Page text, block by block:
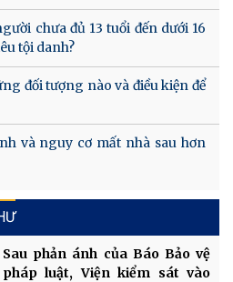
chưa đủ 13 tuổi đến dưới 16
tội danh?
đối tượng nào và điều kiện để
và nguy cơ mất nhà sau hơn
Sau phản ánh của Báo Bảo vệ
pháp luật, Viện kiểm sát vào